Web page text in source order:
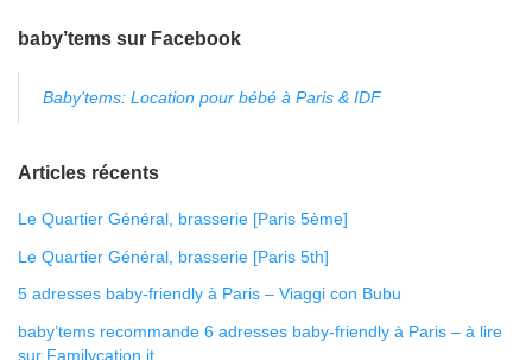
baby’tems sur Facebook
Baby'tems: Location pour bébé à Paris & IDF
Articles récents
Le Quartier Général, brasserie [Paris 5ème]
Le Quartier Général, brasserie [Paris 5th]
5 adresses baby-friendly à Paris – Viaggi con Bubu
baby’tems recommande 6 adresses baby-friendly à Paris – à lire
sur Familycation.it